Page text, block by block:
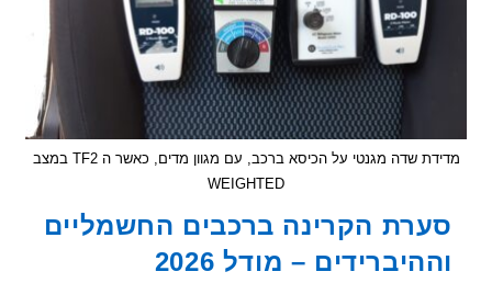
מדידת שדה מגנטי על הכיסא ברכב, עם מגוון מדים, כאשר ה TF2 במצב
WEIGHTED
הקרינה ברכבים החשמליים
– מודל 2026